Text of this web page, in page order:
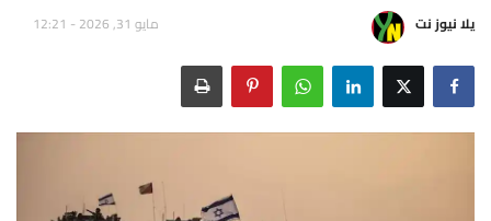
ثقافة وفن
تكنولوجيا وعلوم
صحة ولياقة
يلا نيوز نت مايو 31, 2026 - 12:21